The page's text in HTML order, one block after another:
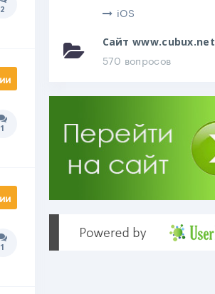
Количество ответов:
2
Количество ответов:
1
Количество ответов:
1
iOS
Сайт www.cubux.net
570 вопросов